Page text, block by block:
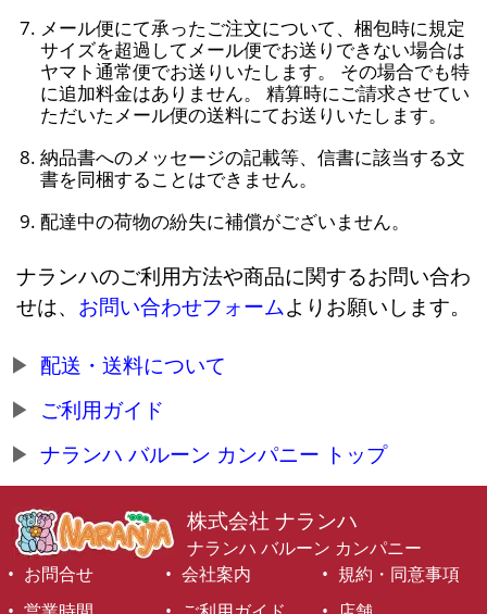
メール便にて承ったご注文について、梱包時に規定
サイズを超過してメール便でお送りできない場合は
ヤマト通常便でお送りいたします。 その場合でも特
に追加料金はありません。 精算時にご請求させてい
ただいたメール便の送料にてお送りいたします。
納品書へのメッセージの記載等、信書に該当する文
書を同梱することはできません。
配達中の荷物の紛失に補償がございません。
ナランハのご利用方法や商品に関するお問い合わ
せは、 お問い合わせフォームよりお願いします。
配送・送料について
ご利用ガイド
ナランハ バルーン カンパニー トップ
株式会社 ナランハ
ナランハ バルーン カンパニー
お問合せ
会社案内
規約・同意事項